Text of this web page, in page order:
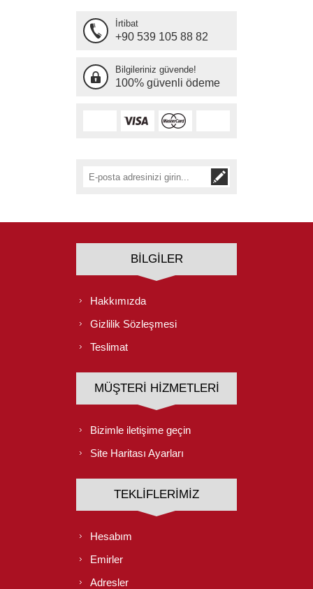
İrtibat
+90 539 105 88 82
Bilgileriniz güvende!
100% güvenli ödeme
BILGILER
Hakkımızda
Gizlilik Sözleşmesi
Teslimat
MÜŞTERI HIZMETLERI
Bizimle iletişime geçin
Site Haritası Ayarları
TEKLIFLERIMIZ
Hesabım
Emirler
Adresler